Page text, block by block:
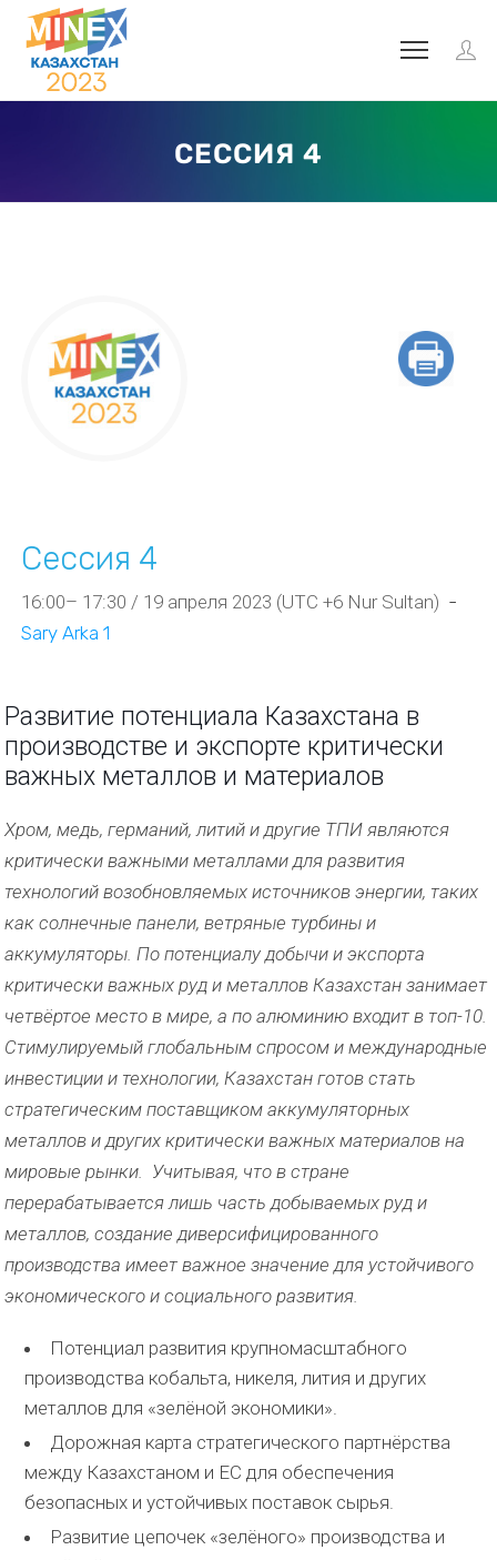
СЕССИЯ 4
Сессия 4
16:00– 17:30 / 19 апреля 2023 (UTC +6 Nur Sultan) -
Sary Arka 1
Развитие потенциала Казахстана в
производстве и экспорте критически
важных металлов и материалов
Хром, медь, германий, литий и другие ТПИ являются
критически важными металлами для развития
технологий возобновляемых источников энергии, таких
как солнечные панели, ветряные турбины и
аккумуляторы. По потенциалу добычи и экспорта
критически важных руд и металлов Казахстан занимает
четвёртое место в мире, а по алюминию входит в топ-10.
Стимулируемый глобальным спросом и международные
инвестиции и технологии, Казахстан готов стать
стратегическим поставщиком аккумуляторных
металлов и других критически важных материалов на
мировые рынки. Учитывая, что в стране
перерабатывается лишь часть добываемых руд и
металлов, создание диверсифицированного
производства имеет важное значение для устойчивого
экономического и социального развития.
Потенциал развития крупномасштабного
производства кобальта, никеля, лития и других
металлов для «зелёной экономики».
Дорожная карта стратегического партнёрства
между Казахстаном и ЕС для обеспечения
безопасных и устойчивых поставок сырья.
Развитие цепочек «зелёного» производства и